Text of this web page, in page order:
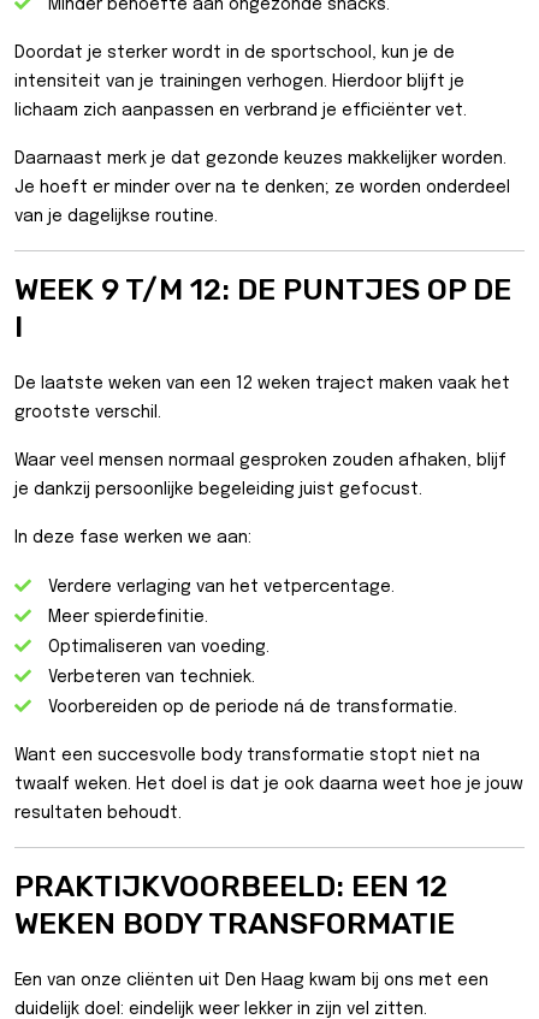
Minder behoefte aan ongezonde snacks.
Doordat je sterker wordt in de sportschool, kun je de
intensiteit van je trainingen verhogen. Hierdoor blijft je
lichaam zich aanpassen en verbrand je efficiënter vet.
Daarnaast merk je dat gezonde keuzes makkelijker worden.
Je hoeft er minder over na te denken; ze worden onderdeel
van je dagelijkse routine.
WEEK 9 T/M 12: DE PUNTJES OP DE
I
De laatste weken van een 12 weken traject maken vaak het
grootste verschil.
Waar veel mensen normaal gesproken zouden afhaken, blijf
je dankzij persoonlijke begeleiding juist gefocust.
In deze fase werken we aan:
Verdere verlaging van het vetpercentage.
Meer spierdefinitie.
Optimaliseren van voeding.
Verbeteren van techniek.
Voorbereiden op de periode ná de transformatie.
Want een succesvolle body transformatie stopt niet na
twaalf weken. Het doel is dat je ook daarna weet hoe je jouw
resultaten behoudt.
PRAKTIJKVOORBEELD: EEN 12
WEKEN BODY TRANSFORMATIE
Een van onze cliënten uit Den Haag kwam bij ons met een
duidelijk doel: eindelijk weer lekker in zijn vel zitten.